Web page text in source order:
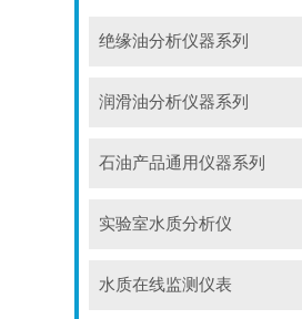
绝缘油分析仪器系列
润滑油分析仪器系列
石油产品通用仪器系列
实验室水质分析仪
水质在线监测仪表